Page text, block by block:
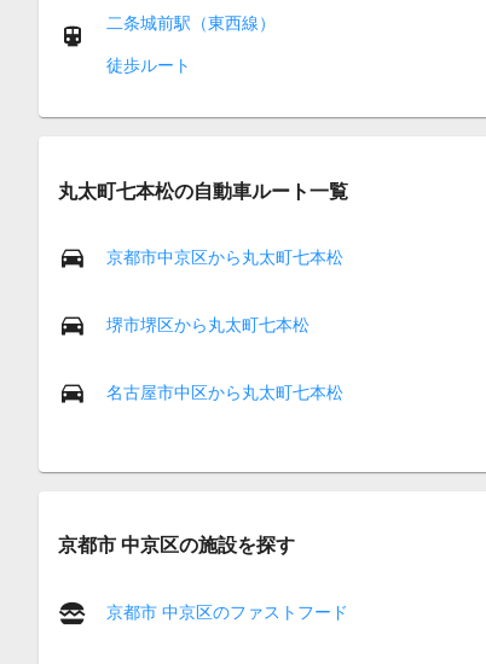
二条城前駅（東西線）
徒歩ルート
丸太町七本松の自動車ルート一覧
京都市中京区から丸太町七本松
堺市堺区から丸太町七本松
名古屋市中区から丸太町七本松
京都市 中京区の施設を探す
京都市 中京区のファストフード